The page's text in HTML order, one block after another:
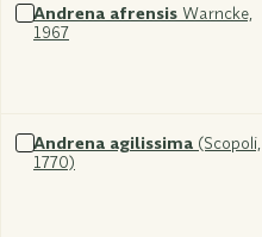
Sélectionner
Andrena afrensis Warncke,
1967
Sélectionner
Andrena agilissima (Scopoli,
1770)